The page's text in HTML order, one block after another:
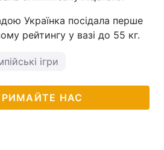
Українка посідала перше
рейтингу у вазі до 55 кг.
ігри
НАС